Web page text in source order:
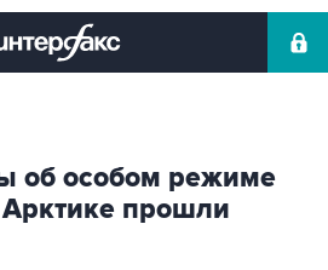
об особом режиме
прошли